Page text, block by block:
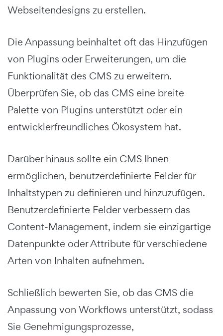
Webseitendesigns zu erstellen.
Die Anpassung beinhaltet oft das Hinzufügen
von Plugins oder Erweiterungen, um die
Funktionalität des CMS zu erweitern.
Überprüfen Sie, ob das CMS eine breite
Palette von Plugins unterstützt oder ein
entwicklerfreundliches Ökosystem hat.
Darüber hinaus sollte ein CMS Ihnen
ermöglichen, benutzerdefinierte Felder für
Inhaltstypen zu definieren und hinzuzufügen.
Benutzerdefinierte Felder verbessern das
Content-Management, indem sie einzigartige
Datenpunkte oder Attribute für verschiedene
Arten von Inhalten aufnehmen.
Schließlich bewerten Sie, ob das CMS die
Anpassung von Workflows unterstützt, sodass
Sie Genehmigungsprozesse,